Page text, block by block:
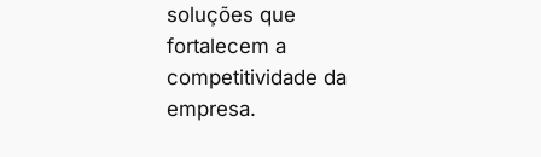
soluções que
fortalecem a
competitividade da
empresa.